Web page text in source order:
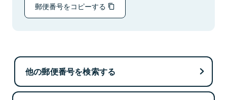
郵便番号をコピーする
他の郵便番号を検索する